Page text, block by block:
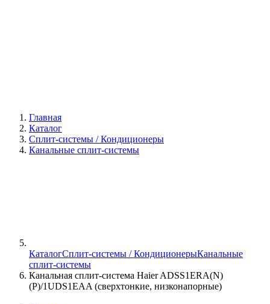
Главная
Каталог
Сплит-системы / Кондиционеры
Канальные сплит-системы
КаталогСплит-системы / КондиционерыКанальные
сплит-системы
Канальная сплит-система Haier ADSS1ERA(N)
(P)/1UDS1EAA (сверхтонкие, низконапорные)